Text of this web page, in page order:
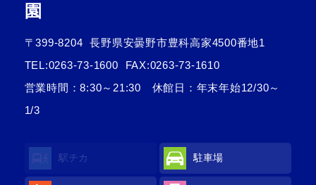
園
〒399-8204
長野県安曇野市豊科高家4500番地1
TEL:0263-73-1600
FAX:0263-73-1610
営業時間：8:30～21:30 休館日：年末年始12/30～
1/3
駅チカ 駐車場